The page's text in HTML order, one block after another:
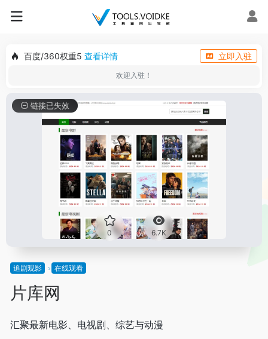
百度/360权重5 查看详情 立即入驻
欢迎入驻！
0 6.7K
链接已失效
追剧观影 在线观看
片库网
汇聚最新电影、电视剧、综艺与动漫